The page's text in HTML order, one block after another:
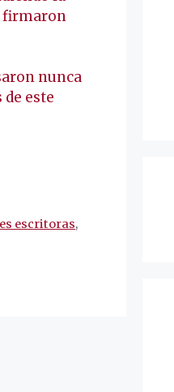
firmaron
nunca
este
escritoras,